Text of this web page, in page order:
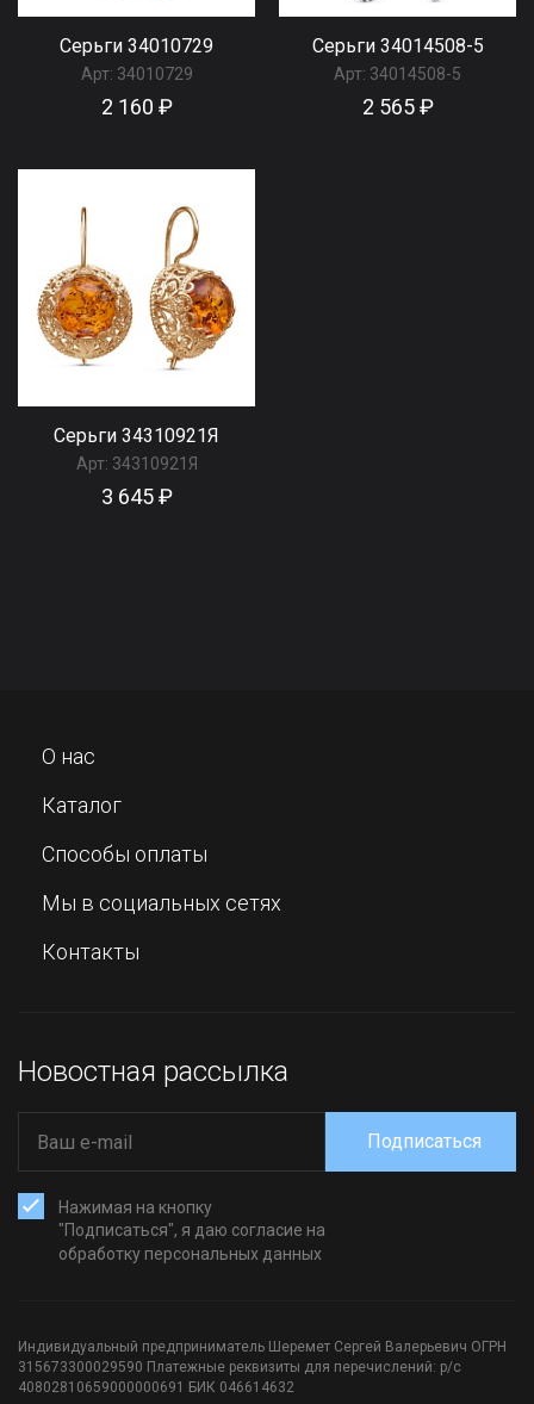
Серьги 34010729
Арт: 34010729
2 160 ₽
Серьги 34014508-5
Арт: 34014508-5
2 565 ₽
Серьги 34310921Я
Арт: 34310921Я
3 645 ₽
О нас
Каталог
Способы оплаты
Мы в социальных сетях
Контакты
Новостная рассылка
Нажимая на кнопку
"Подписаться", я даю согласие на
обработку персональных данных
Подписаться
Индивидуальный предприниматель Шеремет Сергей Валерьевич ОГРН
315673300029590 Платежные реквизиты для перечислений: р/с
40802810659000000691 БИК 046614632